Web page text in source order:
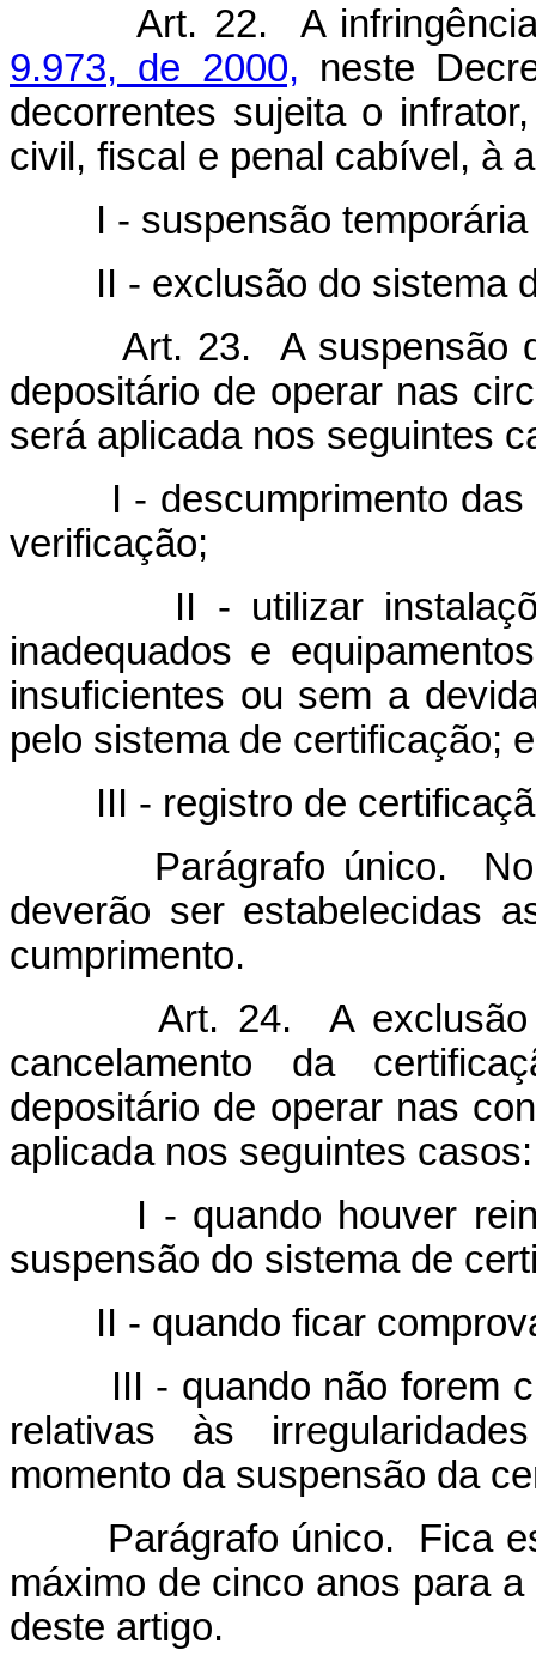
Art. 22. A infringência
9.973, de 2000, neste
decorrentes sujeita o
civil, fiscal e penal cabível, à
I - suspensão temporária
II - exclusão do sistema
Art. 23. A suspensão do
depositário de operar nas
será aplicada nos seguintes
I - descumprimento das
verificação;
II - utilizar instalações
inadequados e
insuficientes ou sem a
pelo sistema de certificação; e
III - registro de
Parágrafo único. No
deverão ser estabelecidas
cumprimento.
Art. 24. A exclusão do
cancelamento da
depositário de operar nas
aplicada nos seguintes casos:
I - quando houver
suspensão do sistema de
II - quando ficar
III - quando não forem
relativas às
momento da suspensão da
Parágrafo único. Fica
máximo de cinco anos para
deste artigo.